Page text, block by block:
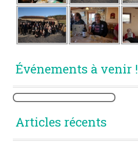
Événements à venir !
Articles récents